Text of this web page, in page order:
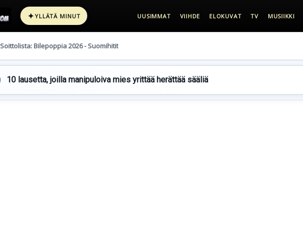
✦YLLÄTÄ MINUT UUSIMMAT VIIHDE ELOKUVAT TV MUSIIKKI
Soittolista: Bilepoppia 2026 - Suomihitit
10 lausetta, joilla manipuloiva mies yrittää herättää sääliä